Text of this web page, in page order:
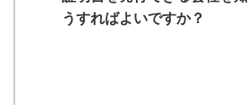
うすればよいですか？